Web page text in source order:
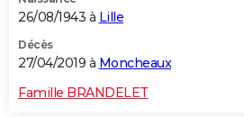
26/08/1943 à Lille
Décès
27/04/2019 à Moncheaux
Famille BRANDELET